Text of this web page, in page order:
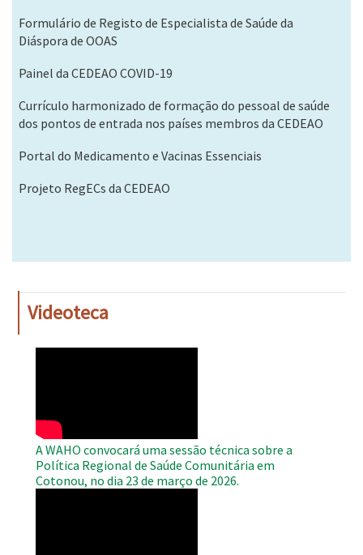
Formulário de Registo de Especialista de Saúde da
Diáspora de OOAS
Painel da CEDEAO COVID-19
Currículo harmonizado de formação do pessoal de saúde
dos pontos de entrada nos países membros da CEDEAO
Portal do Medicamento e Vacinas Essenciais
Projeto RegECs da CEDEAO
Videoteca
A WAHO convocará uma sessão técnica sobre a
Política Regional de Saúde Comunitária em
Cotonou, no dia 23 de março de 2026.